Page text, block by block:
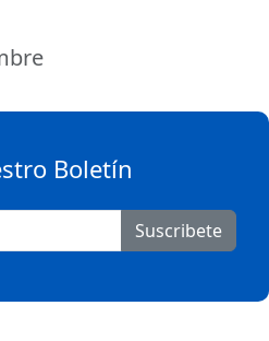
Boletín
Suscribete